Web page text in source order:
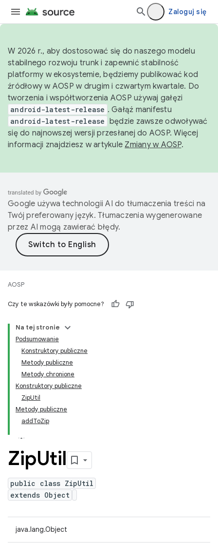
Zaloguj się
W 2026 r., aby dostosować się do naszego modelu
stabilnego rozwoju trunk i zapewnić stabilność
platformy w ekosystemie, będziemy publikować kod
źródłowy w AOSP w drugim i czwartym kwartale. Do
tworzenia i współtworzenia AOSP używaj gałęzi
android-latest-release . Gałąź manifestu
android-latest-release będzie zawsze odwoływać
się do najnowszej wersji przesłanej do AOSP. Więcej
informacji znajdziesz w artykule Zmiany w AOSP.
Google używa technologii AI do tłumaczenia treści na
Twój preferowany język. Tłumaczenia wygenerowane
przez AI mogą zawierać błędy.
AOSP
Czy te wskazówki były pomocne?
Na tej stronie
Podsumowanie
Konstruktory publiczne
Metody publiczne
Metody chronione
Konstruktory publiczne
ZipUtil
Metody publiczne
addToZip
ZipUtil
public class ZipUtil
extends Object
java.lang.Object